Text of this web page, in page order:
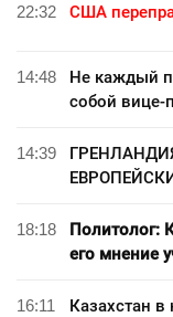
22:32 США
14:48
Не каждый
собой вице-
14:39
18:18
Политолог:
его мнение
16:11
Казахстан в